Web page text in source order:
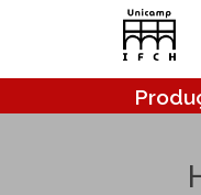
Pular para o conteúdo